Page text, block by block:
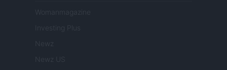
Womanmagazine
Investing Plus
Newz
Newz US